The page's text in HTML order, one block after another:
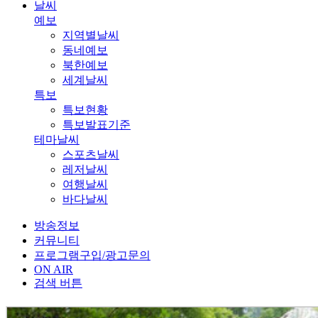
날씨
예보
지역별날씨
동네예보
북한예보
세계날씨
특보
특보현황
특보발표기준
테마날씨
스포츠날씨
레저날씨
여행날씨
바다날씨
방송정보
커뮤니티
프로그램구입/광고문의
ON AIR
검색 버튼